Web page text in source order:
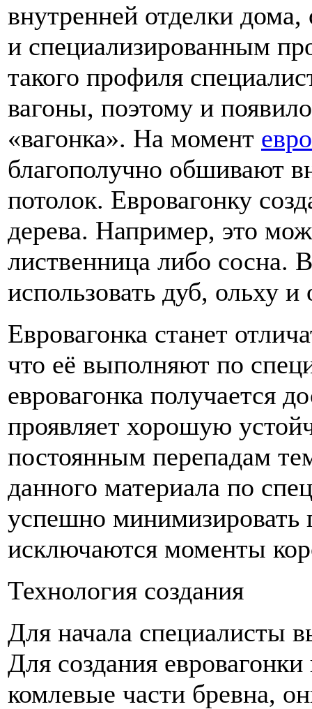
внутренней отделки
и специализированным
такого профиля
вагоны, поэтому и
«вагонка». На момент
благополучно обшивают
потолок. Евровагонку
дерева. Например, это
лиственница либо сосна.
использовать дуб, ольху
Евровагонка станет
что её выполняют по
евровагонка получается
проявляет хорошую
постоянным перепадам
данного материала по
успешно минимизировать
исключаются моменты
Технология создания
Для начала специалисты
Для создания евровагонки
комлевые части бревна,